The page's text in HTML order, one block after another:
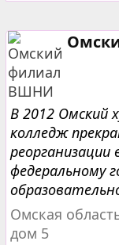
В 2012 Омский
колледж
реорганизации
федеральному
Омская
дом 5